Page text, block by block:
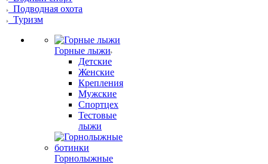
Подводная охота
Туризм
Горные лыжи
Детские
Женские
Крепления
Мужские
Спортцех
Тестовые
лыжи
Горнолыжные